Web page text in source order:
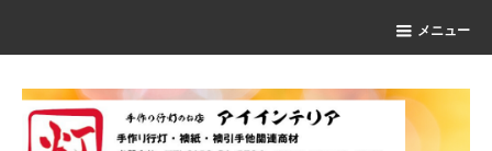
メニュー